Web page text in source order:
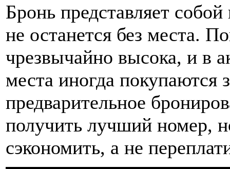
Бронь представляет
не останется без места.
чрезвычайно высока, и в
места иногда покупаются
предварительное
получить лучший номер,
сэкономить, а не